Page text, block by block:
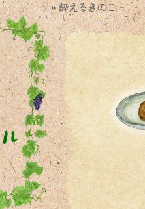
» 酔えるきのこ